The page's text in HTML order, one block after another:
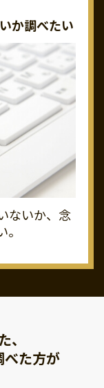
か調べたい
ないか、念
べた方が